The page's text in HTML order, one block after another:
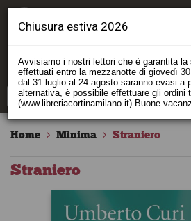
Home Minima Straniero
Straniero
Chiusura estiva 2026
Avvisiamo i nostri lettori che è garantita la
effettuati entro la mezzanotte di giovedì
dal 31 luglio al 24 agosto saranno evasi a
alternativa, è possibile effettuare gli ordini
(www.libreriacortinamilano.it) Buone